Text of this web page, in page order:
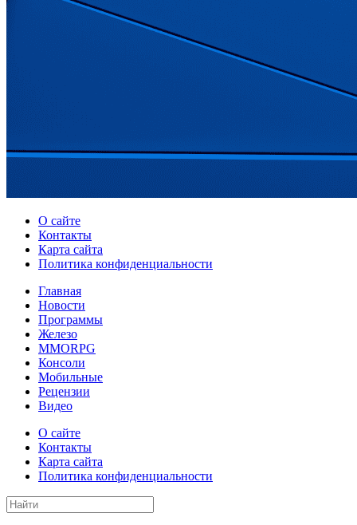
О сайте
Контакты
Карта сайта
Политика конфиденциальности
Главная
Новости
Программы
Железо
MMORPG
Консоли
Мобильные
Рецензии
Видео
О сайте
Контакты
Карта сайта
Политика конфиденциальности